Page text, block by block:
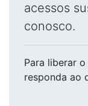
acessos
conosco.
Para liberar o
responda ao